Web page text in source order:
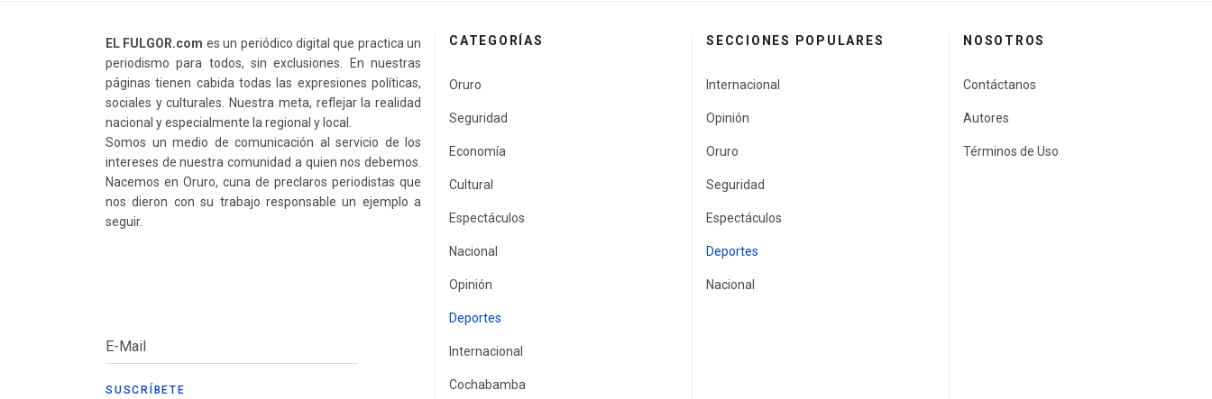
EL FULGOR.com es un periódico digital que practica un
periodismo para todos, sin exclusiones. En nuestras
páginas tienen cabida todas las expresiones políticas,
sociales y culturales. Nuestra meta, reflejar la realidad
nacional y especialmente la regional y local.
Somos un medio de comunicación al servicio de los
intereses de nuestra comunidad a quien nos debemos.
Nacemos en Oruro, cuna de preclaros periodistas que
nos dieron con su trabajo responsable un ejemplo a
seguir.
CATEGORÍAS
Oruro
Seguridad
Economía
Cultural
Espectáculos
Nacional
Opinión
Deportes
Internacional
Cochabamba
SECCIONES POPULARES
Internacional
Opinión
Oruro
Seguridad
Espectáculos
Deportes
Nacional
NOSOTROS
Contáctanos
Autores
Términos de Uso